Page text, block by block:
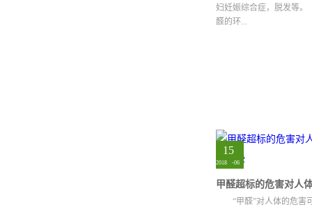
妇妊娠综合症，脱发等
醛的环...
“甲醛”对人体的危害
2018 -06
15